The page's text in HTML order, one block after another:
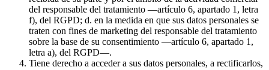
del responsable del tratamiento —artículo 6, apartado 1, letra
f), del RGPD; d. en la medida en que sus datos personales se
traten con fines de marketing del responsable del tratamiento
sobre la base de su consentimiento —artículo 6, apartado 1,
letra a), del RGPD—.
Tiene derecho a acceder a sus datos personales, a rectificarlos,